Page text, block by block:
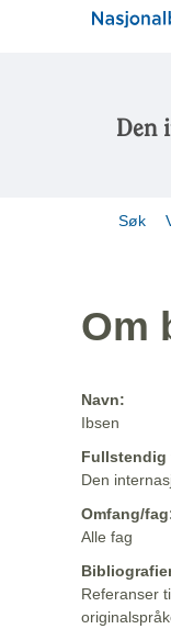
Den
Søk
Om
Navn:
Ibsen
Fullstendig
Den
Omfang/
Alle fag
Referanser